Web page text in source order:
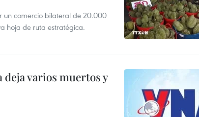
un comercio bilateral de 20.000
hoja de ruta estratégica.
varios muertos y